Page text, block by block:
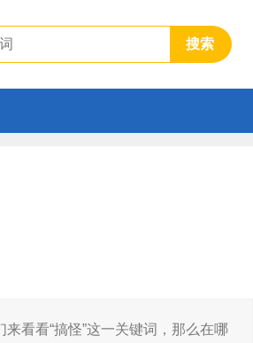
搜索
看看“搞怪”这一关键词，那么在哪